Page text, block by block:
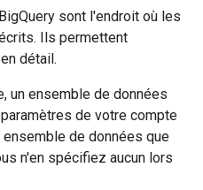
sont l'endroit où les
Ils permettent
détail.
un ensemble de données
de votre compte
de données que
n'en spécifiez aucun lors